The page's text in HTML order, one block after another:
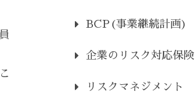
BCP(事業継続計画)
企業のリスク対応保険
リスクマネジメント